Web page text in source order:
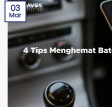
03
Mar